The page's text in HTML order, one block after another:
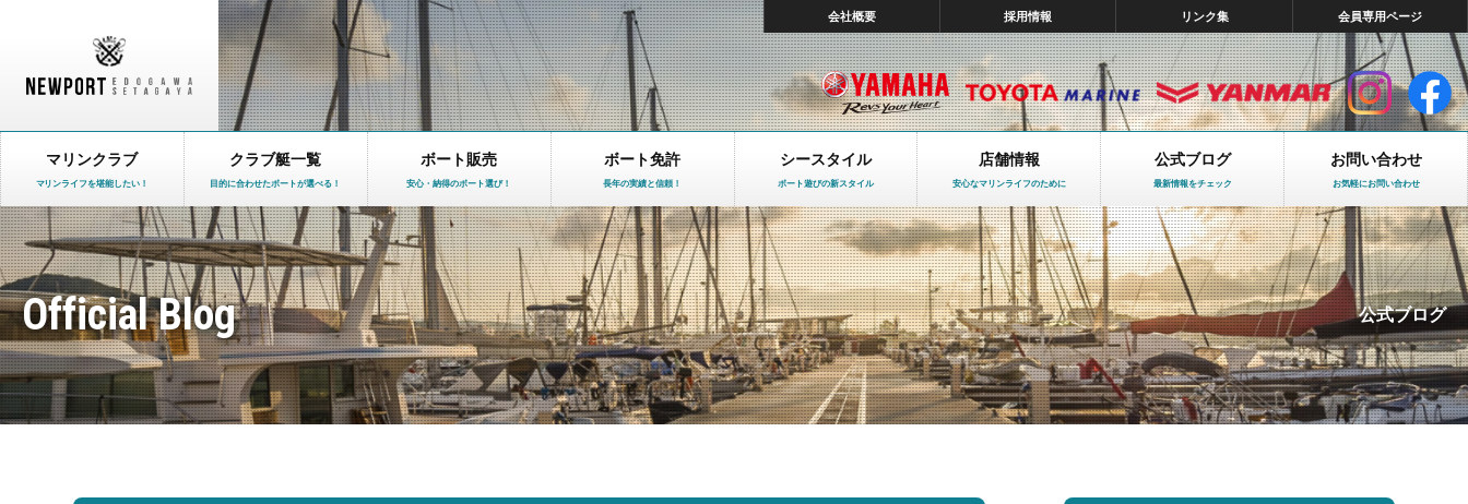
会社概要 採用情報 リンク集 会員専用ページ
マリンクラブ
マリンライフを堪能したい！
クラブ艇一覧
目的に合わせたボートが選べる！
ボート販売
安心・納得のボート選び！
ボート免許
長年の実績と信頼！
シースタイル
ボート遊びの新スタイル
店舗情報
安心なマリンライフのために
公式ブログ
最新情報をチェック
お問い合わせ
お気軽にお問い合わせ
Official Blog 公式ブログ